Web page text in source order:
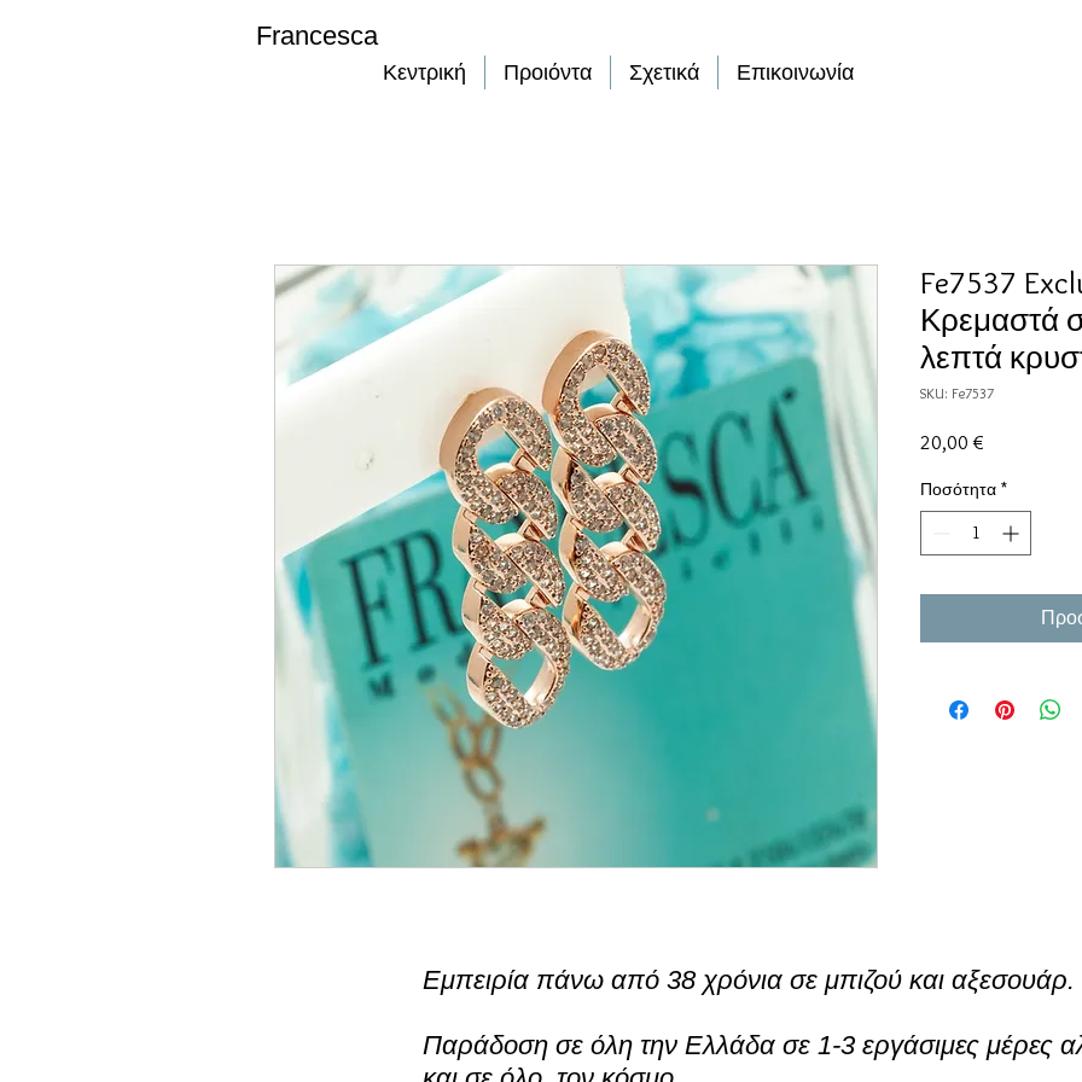
Κεντρική Προιόντα Σχετικά Επικοινωνία
Fe7537
Κρεμαστά
λεπτά
SKU: Fe7537
20,00 €
Ποσότητα *
Francesca
Εμπειρία πάνω από 38 χρόνια σε μπιζού και αξεσουάρ.
Παράδοση σε όλη την Ελλάδα σε 1-3 εργάσιμες μέρες